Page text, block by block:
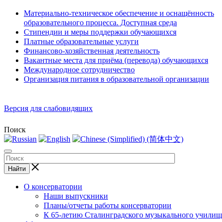
Материально-техническое обеспечение и оснащённость
образовательного процесса. Доступная среда
Стипендии и меры поддержки обучающихся
Платные образовательные услуги
Финансово-хозяйственная деятельность
Вакантные места для приёма (перевода) обучающихся
Международное сотрудничество
Организация питания в образовательной организации
Версия для слабовидящих
Поиск
Найти
О консерватории
Наши выпускники
Планы/отчеты работы консерватории
К 65-летию Сталинградского музыкального